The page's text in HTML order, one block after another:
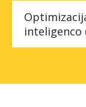
inteligenco